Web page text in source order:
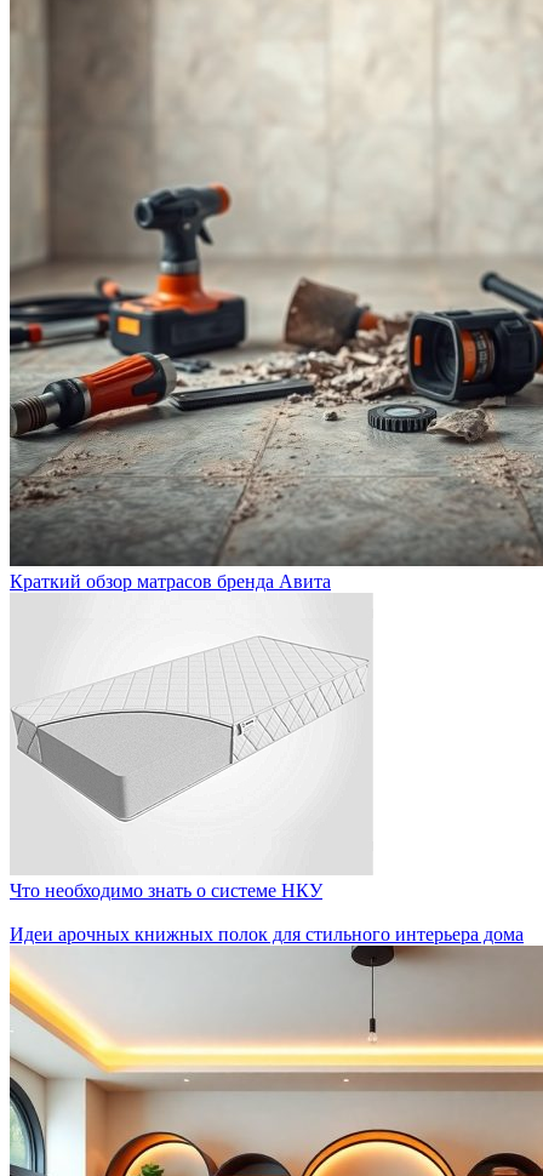
Краткий обзор матрасов бренда Авита
Что необходимо знать о системе НКУ
Идеи арочных книжных полок для стильного интерьера дома